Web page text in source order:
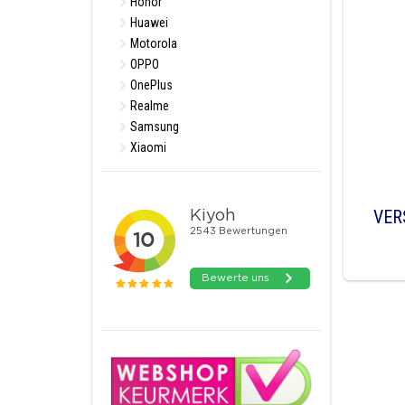
Huawei
Motorola
OPPO
OnePlus
Realme
Samsung
Xiaomi